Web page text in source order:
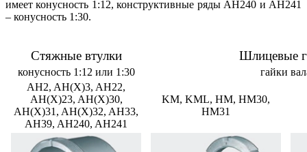
имеет конусность 1:12, конструктивные ряды AH240 и AH241
– конусность 1:30.
Стяжные втулки Шлицевые
конусность 1:12 или 1:30
гайки
AH2, AH(X)3, AH22,
AH(X)23, AH(X)30,
AH(X)31, AH(X)32, AH33,
AH39, AH240, AH241
KM, KML, HM, HM30,
HM31